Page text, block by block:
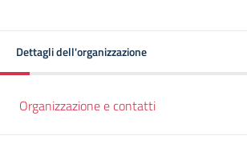
Dettagli dell'organizzazione
Organizzazione e contatti